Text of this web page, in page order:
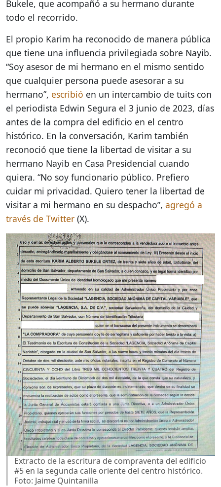
Bukele, que acompañó a su hermano durante
todo el recorrido.
El propio Karim ha reconocido de manera pública
que tiene una influencia privilegiada sobre Nayib.
“Soy asesor de mi hermano en el mismo sentido
que cualquier persona puede asesorar a su
hermano”, escribió en un intercambio de tuits con
el periodista Edwin Segura el 3 junio de 2023, días
antes de la compra del edificio en el centro
histórico. En la conversación, Karim también
reconoció que tiene la libertad de visitar a su
hermano Nayib en Casa Presidencial cuando
quiera. “No soy funcionario público. Prefiero
cuidar mi privacidad. Quiero tener la libertad de
visitar a mi hermano en su despacho”, agregó a
través de Twitter (X).
Extracto de la escritura de compraventa del edificio
#5 en la segunda calle oriente del centro histórico.
Foto: Jaime Quintanilla